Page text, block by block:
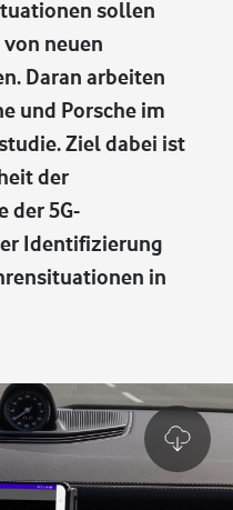
sollen
neuen
Daran arbeiten
und Porsche im
Ziel dabei ist
der
der 5G-
Identifizierung
in